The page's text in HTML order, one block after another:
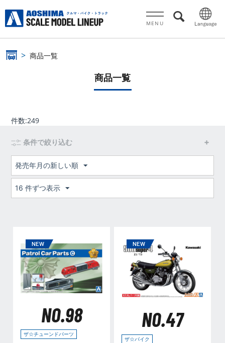
MENU
商品一覧
商品一覧
件数:249
条件で絞り込む
発売年月の新しい順
16 件ずつ表示
NO.98
ザ☆チューンドパーツ
NO.47
ザ☆バイク